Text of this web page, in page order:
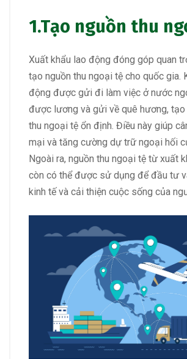
1.Tạo nguồn thu
Xuất khẩu lao động đóng góp quan
tạo nguồn thu ngoại tệ cho quốc gia.
động được gửi đi làm việc ở nước
được lương và gửi về quê hương, tạo
thu ngoại tệ ổn định. Điều này giúp
mại và tăng cường dự trữ ngoại hối
Ngoài ra, nguồn thu ngoại tệ từ xuất
còn có thể được sử dụng để đầu tư
kinh tế và cải thiện cuộc sống của